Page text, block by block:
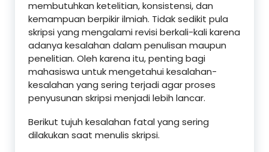
membutuhkan ketelitian, konsistensi, dan
kemampuan berpikir ilmiah. Tidak sedikit pula
skripsi yang mengalami revisi berkali-kali karena
adanya kesalahan dalam penulisan maupun
penelitian. Oleh karena itu, penting bagi
mahasiswa untuk mengetahui kesalahan-
kesalahan yang sering terjadi agar proses
penyusunan skripsi menjadi lebih lancar.
Berikut tujuh kesalahan fatal yang sering
dilakukan saat menulis skripsi.